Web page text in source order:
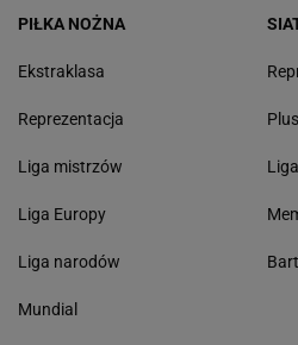
PIŁKA NOŻNA
Ekstraklasa
Reprezentacja
Liga mistrzów
Liga Europy
Liga narodów
Mundial